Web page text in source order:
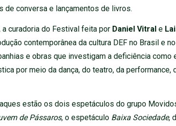
de conversa e lançamentos de livros.
a curadoria do Festival feita por Daniel Vitral e
contemporânea da cultura DEF no Brasil e
e obras que investigam a deficiência como
por meio da dança, do teatro, da performance,
estão os dois espetáculos do grupo
de Pássaros, o espetáculo Baixa Sociedade,